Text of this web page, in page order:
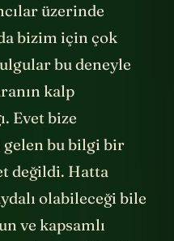
üzerinde
bizim için çok
bu deneyle
kalp
Evet bize
bu bilgi bir
değildi. Hatta
olabileceği bile
ve kapsamlı